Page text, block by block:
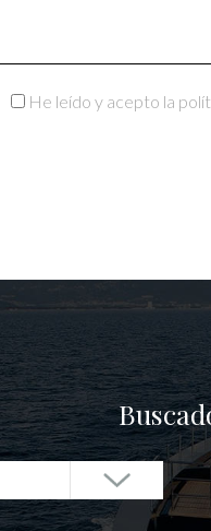
He leído y acepto la